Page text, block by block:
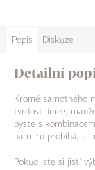
Popis Diskuze
Detailní
Kromě samotného
tvrdost límce,
byste s
na míru probíhá, si
Pokud jste si jistí